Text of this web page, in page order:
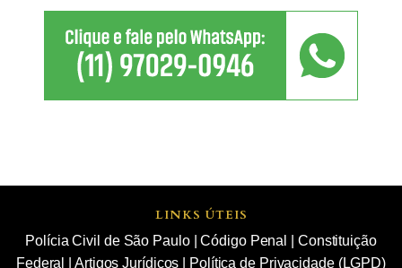
LINKS ÚTEIS
Polícia Civil de São Paulo|Código Penal
Constituição
Federal
Artigos Jurídicos
Política de Privacidade (LGPD)